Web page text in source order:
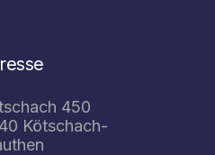
450
Kötschach-